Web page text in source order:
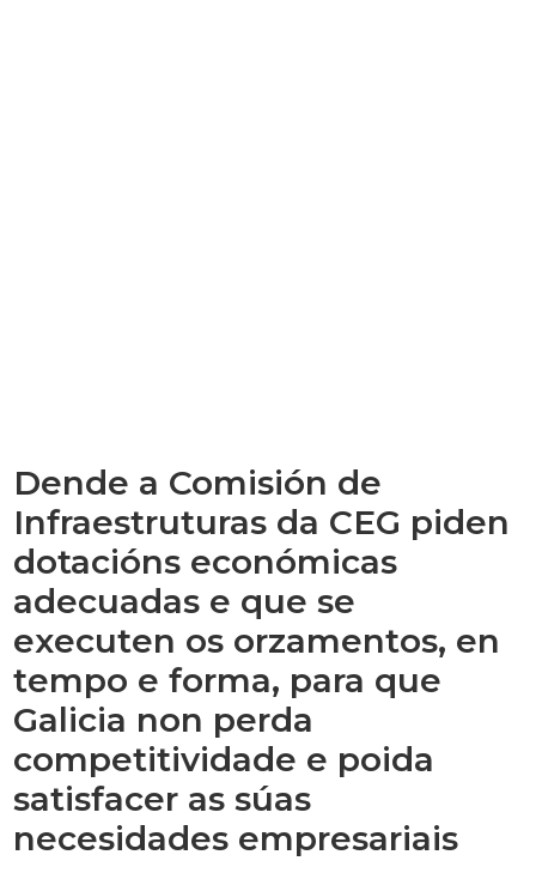
Dende a Comisión de
Infraestruturas da CEG piden
dotacións económicas
adecuadas e que se
executen os orzamentos, en
tempo e forma, para que
Galicia non perda
competitividade e poida
satisfacer as súas
necesidades empresariais